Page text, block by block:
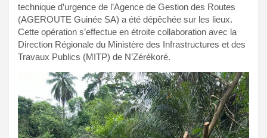
technique d’urgence de l’Agence de Gestion des Routes
(AGEROUTE Guinée SA) a été dépêchée sur les lieux.
Cette opération s’effectue en étroite collaboration avec la
Direction Régionale du Ministère des Infrastructures et des
Travaux Publics (MITP) de N’Zérékoré.